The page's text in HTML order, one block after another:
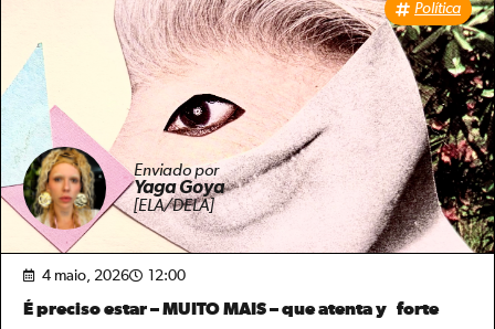
Política
Enviado por
Yaga Goya
[ELA/DELA]
4 maio, 2026 12:00
É preciso estar – MUITO MAIS – que atenta y forte